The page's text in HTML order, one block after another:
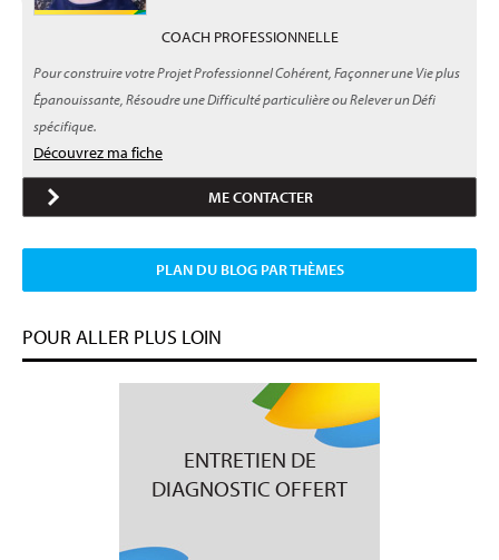
COACH PROFESSIONNELLE
Pour construire votre Projet Professionnel Cohérent, Façonner une Vie plus
Épanouissante, Résoudre une Difficulté particulière ou Relever un Défi
spécifique.
Découvrez ma fiche
ME CONTACTER
PLAN DU BLOG PAR THÈMES
POUR ALLER PLUS LOIN
ENTRETIEN DE
DIAGNOSTIC OFFERT